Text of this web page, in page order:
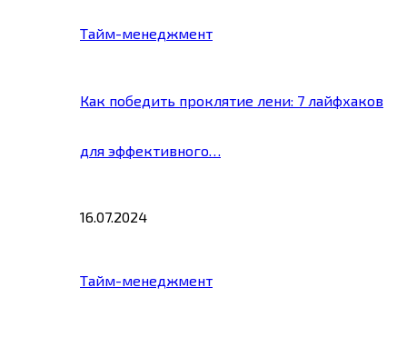
Тайм-менеджмент
Как победить проклятие лени: 7 лайфхаков
для эффективного…
16.07.2024
Тайм-менеджмент